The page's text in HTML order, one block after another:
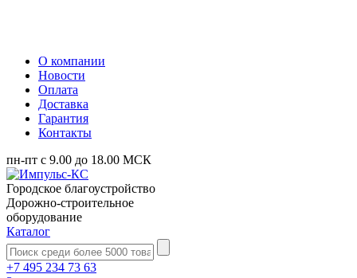
О компании
Новости
Оплата
Доставка
Гарантия
Контакты
пн-пт с 9.00 до 18.00 МСК
Городское благоустройство
Дорожно-строительное
оборудование
Каталог
+7 495 234 73 63